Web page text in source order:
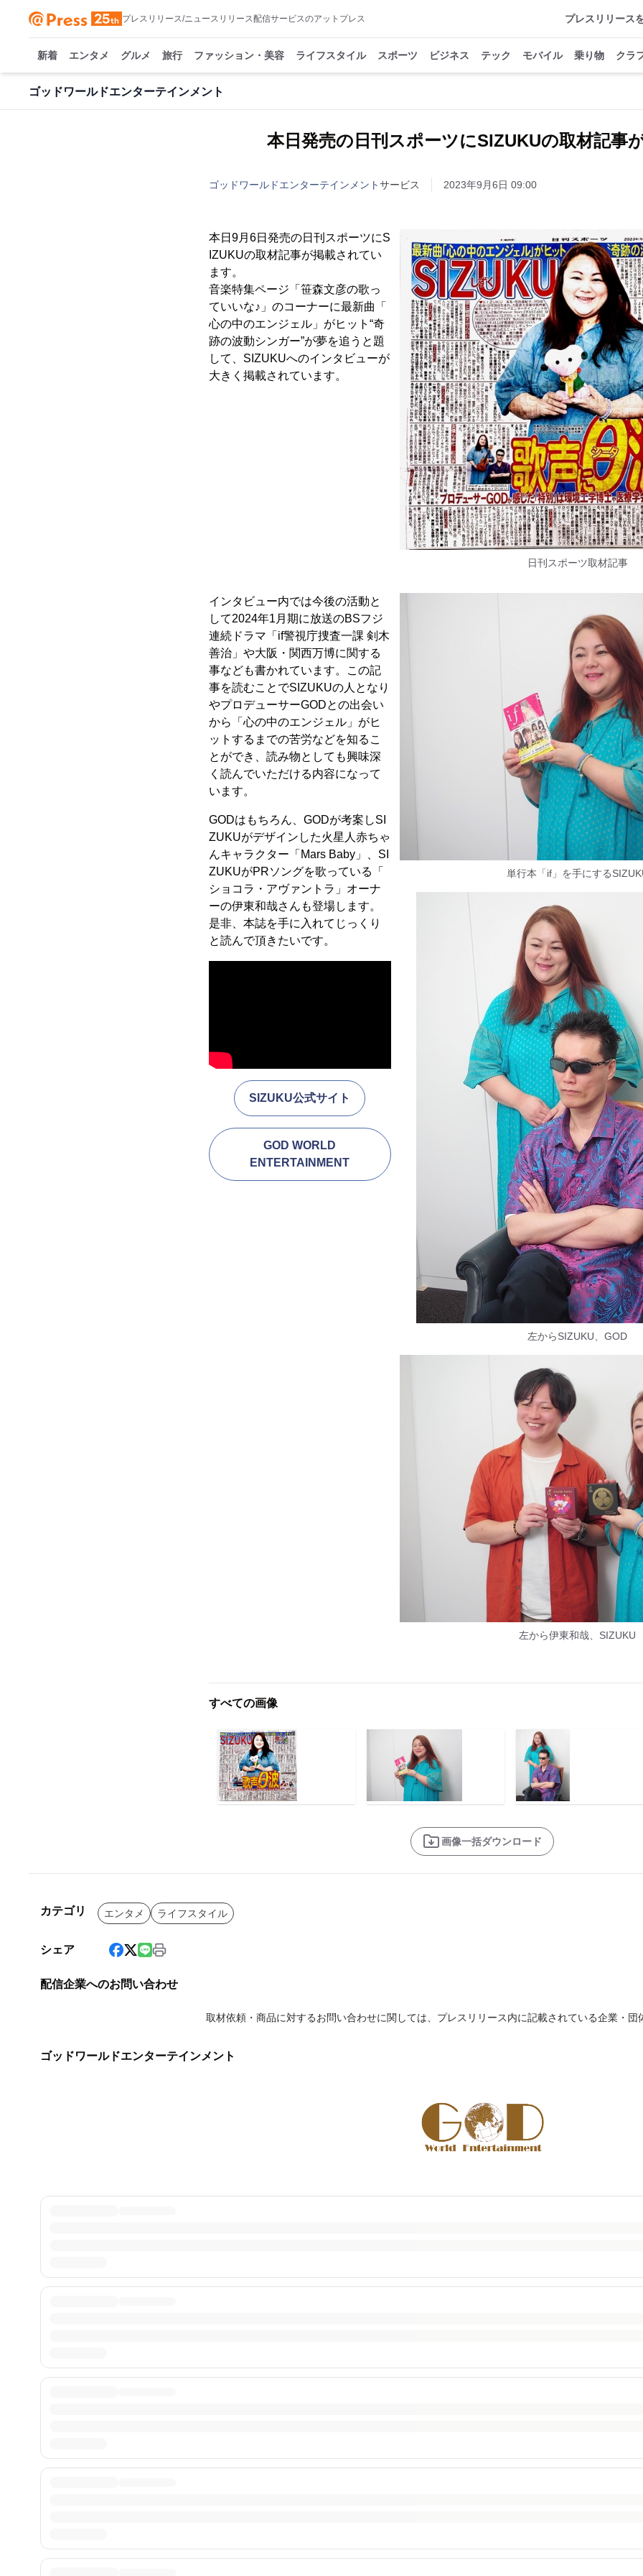
プレスリリース/ニュースリリース配信サービスのアットプレス プレスリリース
新着 エンタメ グルメ 旅行 ファッション・美容 ライフスタイル スポーツ ビジネス テック モバイル 乗り物 クラ
ゴッドワールドエンターテインメント
本日発売の日刊スポーツにSIZUKUの取材記事
ゴッドワールドエンターテインメントサービス 2023年9月6日 09:00
本日9月6日発売の日刊スポーツにS
IZUKUの取材記事が掲載されてい
ます。
音楽特集ページ「笹森文彦の歌っ
ていいな♪」のコーナーに最新曲「
心の中のエンジェル」がヒット“奇
跡の波動シンガー”が夢を追うと題
して、SIZUKUへのインタビューが
大きく掲載されています。
日刊スポーツ取材記事
インタビュー内では今後の活動と
して2024年1月期に放送のBSフジ
連続ドラマ「if警視庁捜査一課 剣木
善治 」や大阪・関西万博に関する
事なども書かれています。この記
事を読むことでSIZUKUの人となり
やプロデューサーGODとの出会い
から「心の中のエンジェル」がヒ
ットするまでの苦労などを知るこ
とができ、読み物としても興味深
く読んでいただける内容になって
います。
GODはもちろん、GODが考案しSI
ZUKUがデザインした火星人赤ちゃ
んキャラクター「Mars Baby」、SI
ZUKUがPRソングを歌っている「
ショコラ・アヴァントラ」オーナ
ーの伊東和哉さんも登場します。
是非、本誌を手に入れてじっくり
と読んで頂きたいです。
SIZUKU公式サイト
GOD WORLD
ENTERTAINMENT
単行本「if」を手にする
左からSIZUKU、GOD
左から伊東和哉、SIZUKU
すべての画像
画像一括ダウンロード
カテゴリ エンタメ ライフスタイル
シェア
配信企業へのお問い合わせ
取材依頼・商品に対するお問い合わせに関しては、プレスリリース内に記載されている企業・団
ゴッドワールドエンターテインメント